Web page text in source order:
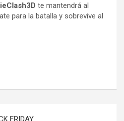
te mantendrá al
para la batalla y sobrevive al
FRIDAY